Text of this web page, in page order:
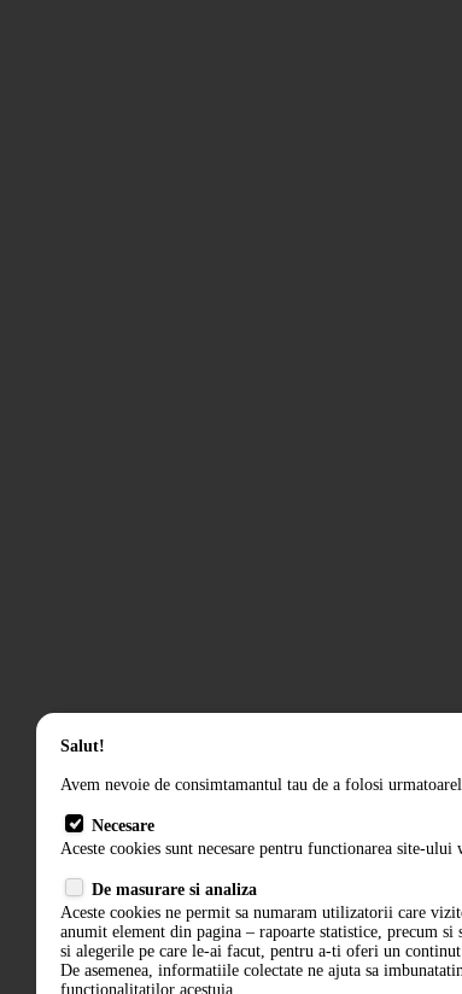
Salut!
Avem nevoie de consimtamantul tau de a folosi
Necesare
Aceste cookies sunt necesare pentru functionarea site-
De masurare si analiza
Aceste cookies ne permit sa numaram utilizatorii care
anumit element din pagina – rapoarte statistice, precum si
si alegerile pe care le-ai facut, pentru a-ti oferi un
De asemenea, informatiile colectate ne ajuta sa
functionalitatilor acestuia.